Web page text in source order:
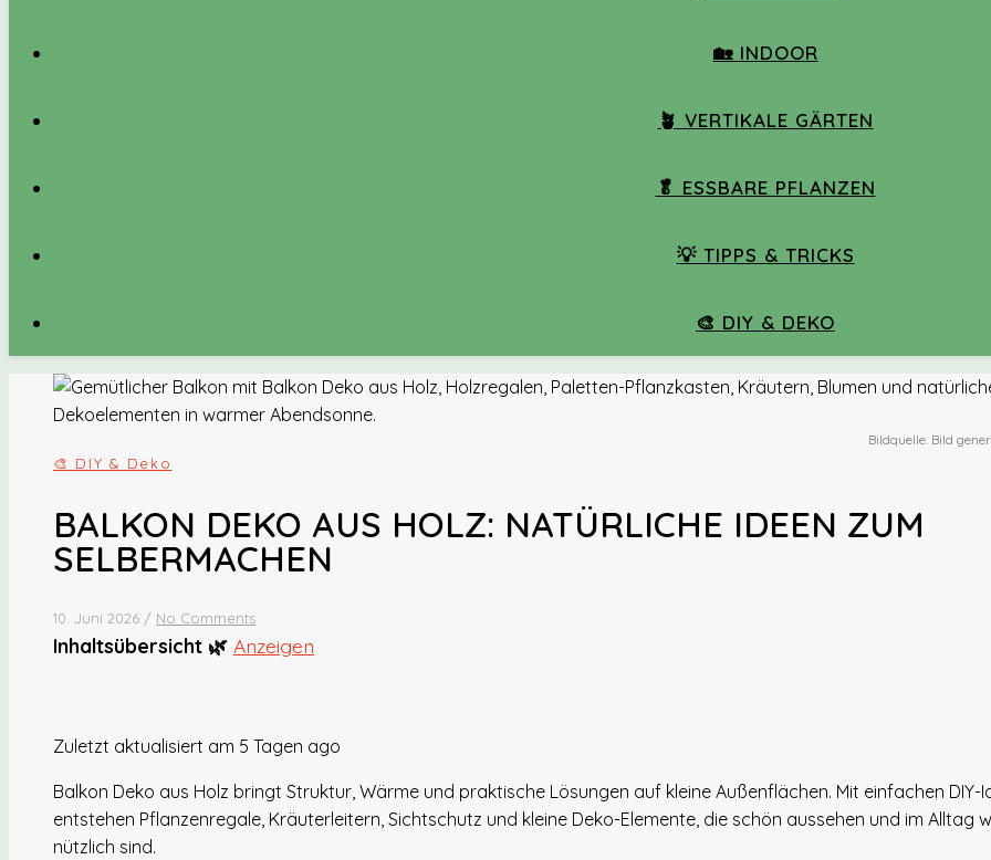
🏡 INDOOR
🪴 VERTIKALE GÄRTEN
🥬 ESSBARE PFLANZEN
💡 TIPPS & TRICKS
🎨 DIY & DEKO
Bildquelle: Bild
🎨 DIY & Deko
BALKON DEKO AUS HOLZ: NATÜRLICHE IDEEN ZUM
SELBERMACHEN
10. Juni 2026 / No Comments
Inhaltsübersicht 🌿 Anzeigen
Zuletzt aktualisiert am 5 Tagen ago
Balkon Deko aus Holz bringt Struktur, Wärme und praktische Lösungen auf kleine Außenflächen. Mit einfachen DIY-
entstehen Pflanzenregale, Kräuterleitern, Sichtschutz und kleine Deko-Elemente, die schön aussehen und im Alltag
nützlich sind.